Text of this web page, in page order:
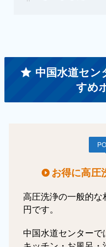
中国水道セン
すめ
お得に高圧
高圧洗浄の一般的
円です。
中国水道センターで